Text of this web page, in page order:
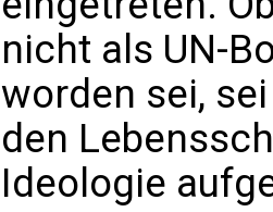
nicht als UN-
worden sei,
den
Ideologie